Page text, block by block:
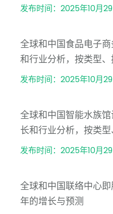
发布时间：2025年10月
全球和中国食品电子
和行业分析，按类型
发布时间：2025年10月
全球和中国智能水族
长和行业分析，按类
发布时间：2025年10月
全球和中国联络中心
年的增长与预测